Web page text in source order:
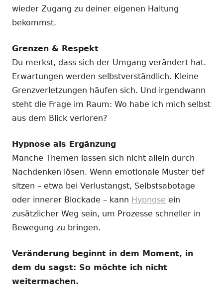
wieder Zugang zu deiner eigenen Haltung
bekommst.
Grenzen & Respekt
Du merkst, dass sich der Umgang verändert hat.
Erwartungen werden selbstverständlich. Kleine
Grenzverletzungen häufen sich. Und irgendwann
steht die Frage im Raum: Wo habe ich mich selbst
aus dem Blick verloren?
Hypnose als Ergänzung
Manche Themen lassen sich nicht allein durch
Nachdenken lösen. Wenn emotionale Muster tief
sitzen – etwa bei Verlustangst, Selbstsabotage
oder innerer Blockade – kann Hypnose ein
zusätzlicher Weg sein, um Prozesse schneller in
Bewegung zu bringen.
Veränderung beginnt in dem Moment, in
dem du sagst: So möchte ich nicht
weitermachen.